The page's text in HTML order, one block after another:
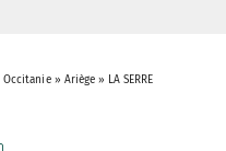
Occitanie» Ariège » LA SERRE